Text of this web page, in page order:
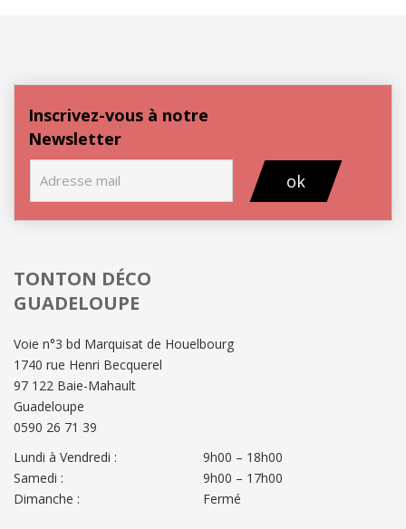
Inscrivez-vous à notre
Newsletter
ok
TONTON DÉCO
GUADELOUPE
Voie n°3 bd Marquisat de Houelbourg
1740 rue Henri Becquerel
97 122 Baie-Mahault
Guadeloupe
0590 26 71 39
Lundi à Vendredi :
Samedi :
Dimanche :
9h00 – 18h00
9h00 – 17h00
Fermé